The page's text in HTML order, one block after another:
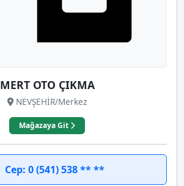
MERT OTO ÇIKMA
NEVŞEHİR/Merkez
Mağazaya Git
Cep: 0 (541) 538 ** **